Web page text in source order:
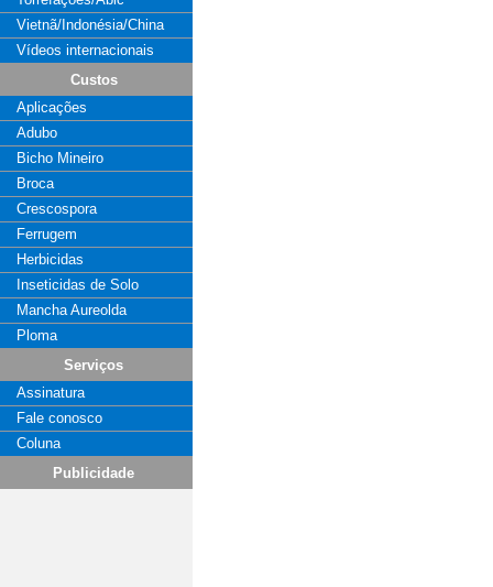
Vietnã/Indonésia/China
Vídeos internacionais
Custos
Aplicações
Adubo
Bicho Mineiro
Broca
Crescospora
Ferrugem
Herbicidas
Inseticidas de Solo
Mancha Aureolda
Ploma
Serviços
Assinatura
Fale conosco
Coluna
Publicidade